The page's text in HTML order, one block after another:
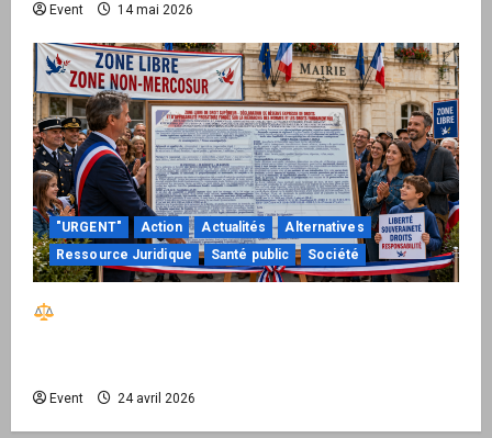
Event 14 mai 2026
"URGENT" Action Actualités
Alternatives
Ressource Juridique
Santé public Société
Event 24 avril 2026